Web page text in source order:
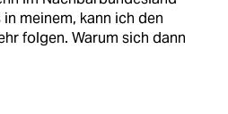
meinem, kann ich den
folgen. Warum sich dann